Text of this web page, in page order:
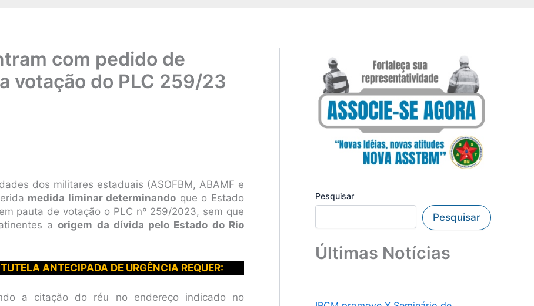
com pedido de
votação do PLC 259/23
dos militares estaduais (ASOFBM, ABAMF e
medida liminar determinando que o Estado
pauta de votação o PLC nº 259/2023, sem que
aorigem da dívida pelo Estado do Rio
ANTECIPADA DE URGÊNCIA REQUER:
a citação do réu no endereço indicado no
Pesquisar
Pesquisar
Últimas Notícias